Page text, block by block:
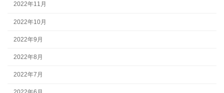
2022年11月
2022年10月
2022年9月
2022年8月
2022年7月